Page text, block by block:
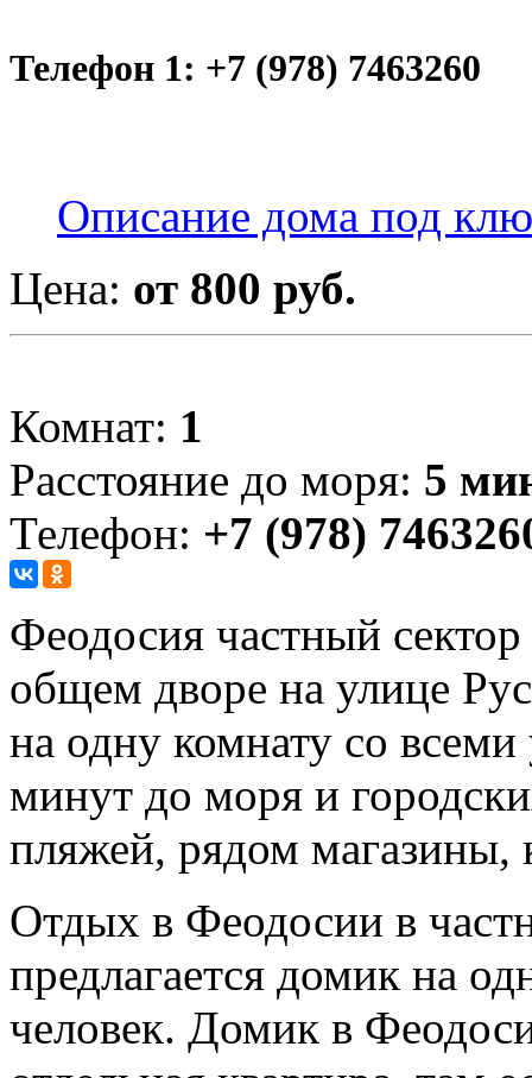
Телефон 1: +7 (978) 7463260
Описание дома под
Цена: от 800 руб.
Комнат: 1
Расстояние до моря: 5
Телефон: +7 (978)
Феодосия частный
общем дворе на улице
на одну комнату со
минут до моря и
пляжей, рядом магазины,
Отдых в Феодосии в
предлагается домик на
человек. Домик в